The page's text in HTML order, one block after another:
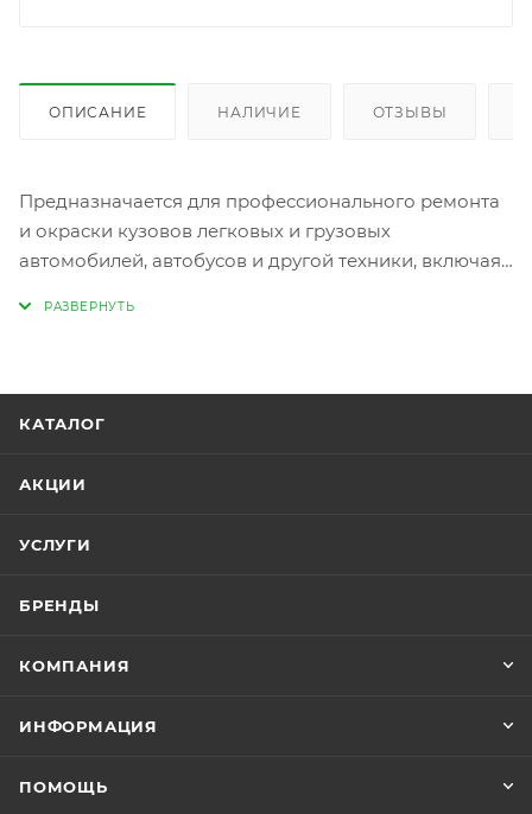
ОПИСАНИЕ НАЛИЧИЕ ОТЗЫВЫ
Предназначается для профессионального ремонта
и окраски кузовов легковых и грузовых
автомобилей, автобусов и другой техники, включая
долговечность, атмосферостойкость;
Эмаль удобна в окраске, так как защищена от
КАТАЛОГ
АКЦИИ
УСЛУГИ
БРЕНДЫ
КОМПАНИЯ
ИНФОРМАЦИЯ
ПОМОЩЬ